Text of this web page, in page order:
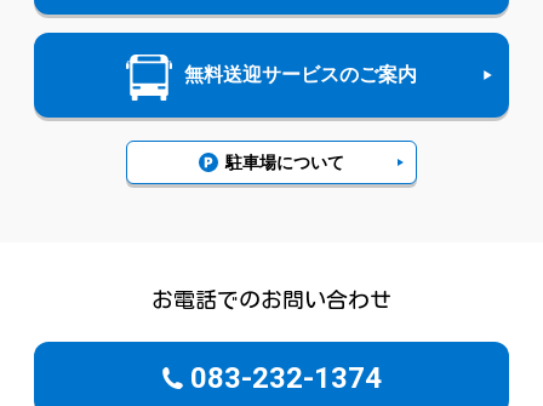
無料送迎サービスのご案内
駐車場について
お電話でのお問い合わせ
083-232-1374